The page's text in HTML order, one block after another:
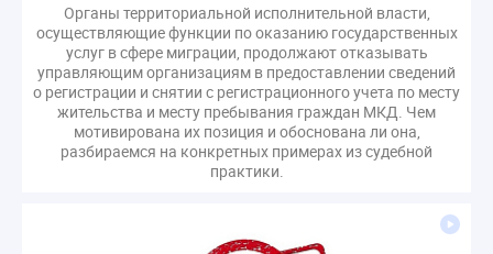
Органы территориальной исполнительной власти,
осуществляющие функции по оказанию государственных
услуг в сфере миграции, продолжают отказывать
управляющим организациям в предоставлении сведений
о регистрации и снятии с регистрационного учета по месту
жительства и месту пребывания граждан МКД. Чем
мотивирована их позиция и обоснована ли она,
разбираемся на конкретных примерах из судебной
практики.